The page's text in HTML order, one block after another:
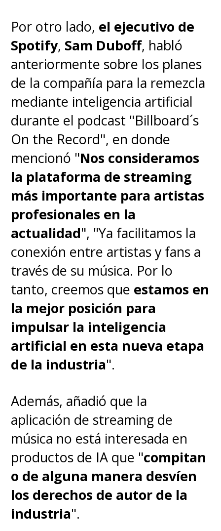
Por otro lado, el ejecutivo de
Spotify, Sam Duboff, habló
anteriormente sobre los planes
de la compañía para la remezcla
mediante inteligencia artificial
durante el podcast "Billboard´s
On the Record", en donde
mencionó "Nos consideramos
la plataforma de streaming
más importante para artistas
profesionales en la
actualidad", "Ya facilitamos la
conexión entre artistas y fans a
través de su música. Por lo
tanto, creemos que estamos en
la mejor posición para
impulsar la inteligencia
artificial en esta nueva etapa
de la industria".
Además, añadió que la
aplicación de streaming de
música no está interesada en
productos de IA que "compitan
o de alguna manera desvíen
los derechos de autor de la
industria".